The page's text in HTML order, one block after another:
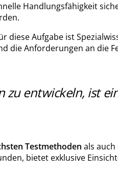
Handlungsfähigkeit
diese Aufgabe ist
Anforderungen an die
zu entwickeln, ist
Testmethoden als
bietet exklusive